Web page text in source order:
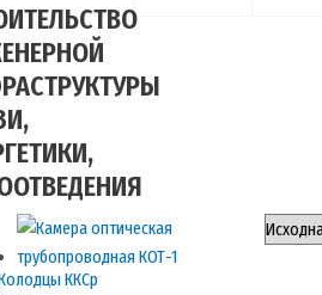
ККСр